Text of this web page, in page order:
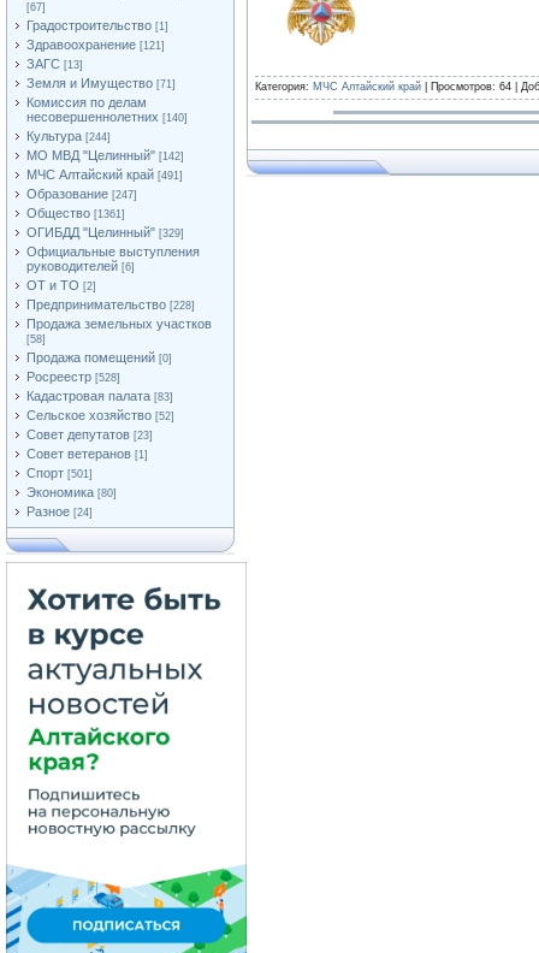
[67]
Градостроительство [1]
Здравоохранение [121]
ЗАГС [13]
Земля и Имущество [71]
Комиссия по делам
несовершеннолетних [140]
Культура [244]
МО МВД "Целинный" [142]
МЧС Алтайский край [491]
Образование [247]
Общество [1361]
ОГИБДД "Целинный" [329]
Официальные выступления
руководителей [6]
ОТ и ТО [2]
Предпринимательство [228]
Продажа земельных участков
[58]
Продажа помещений [0]
Росреестр [528]
Кадастровая палата [83]
Сельское хозяйство [52]
Совет депутатов [23]
Совет ветеранов [1]
Спорт [501]
Экономика [80]
Разное [24]
Категория: МЧС Алтайский край | Просмотров: 64 |